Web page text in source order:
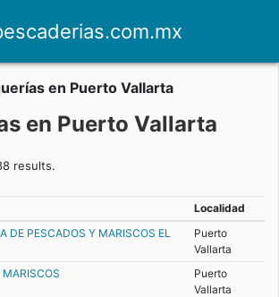
en Puerto Vallarta
en Puerto Vallarta
results.
Localidad
DE PESCADOS Y MARISCOS EL
Puerto
Vallarta
Puerto
Vallarta